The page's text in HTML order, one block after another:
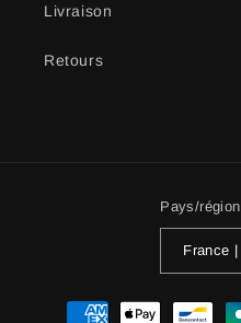
Livraison
Retours
Pays/région
Moyens